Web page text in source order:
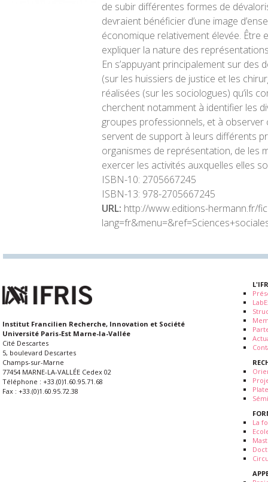
de subir différentes formes de
devraient bénéficier d’une image
économique relativement élevée. Être
expliquer la nature des
En s’appuyant principalement sur
(sur les huissiers de justice et les
réalisées (sur les sociologues) qu’ils
cherchent notamment à identifier les
groupes professionnels, et à
servent de support à leurs différents
organismes de représentation, de les
exercer les activités auxquelles elles
ISBN-10: 2705667245
ISBN-13: 978-2705667245
URL: http://www.editions-hermann.fr/
Institut Francilien Recherche, Innovation et Société
Université Paris-Est Marne-la-Vallée
Cité Descartes
5, boulevard Descartes
Champs-sur-Marne
77454 MARNE-LA-VALLÉE Cedex 02
Téléphone : +33.(0)1.60.95.71.68
Fax : +33.(0)1.60.95.72.38
La